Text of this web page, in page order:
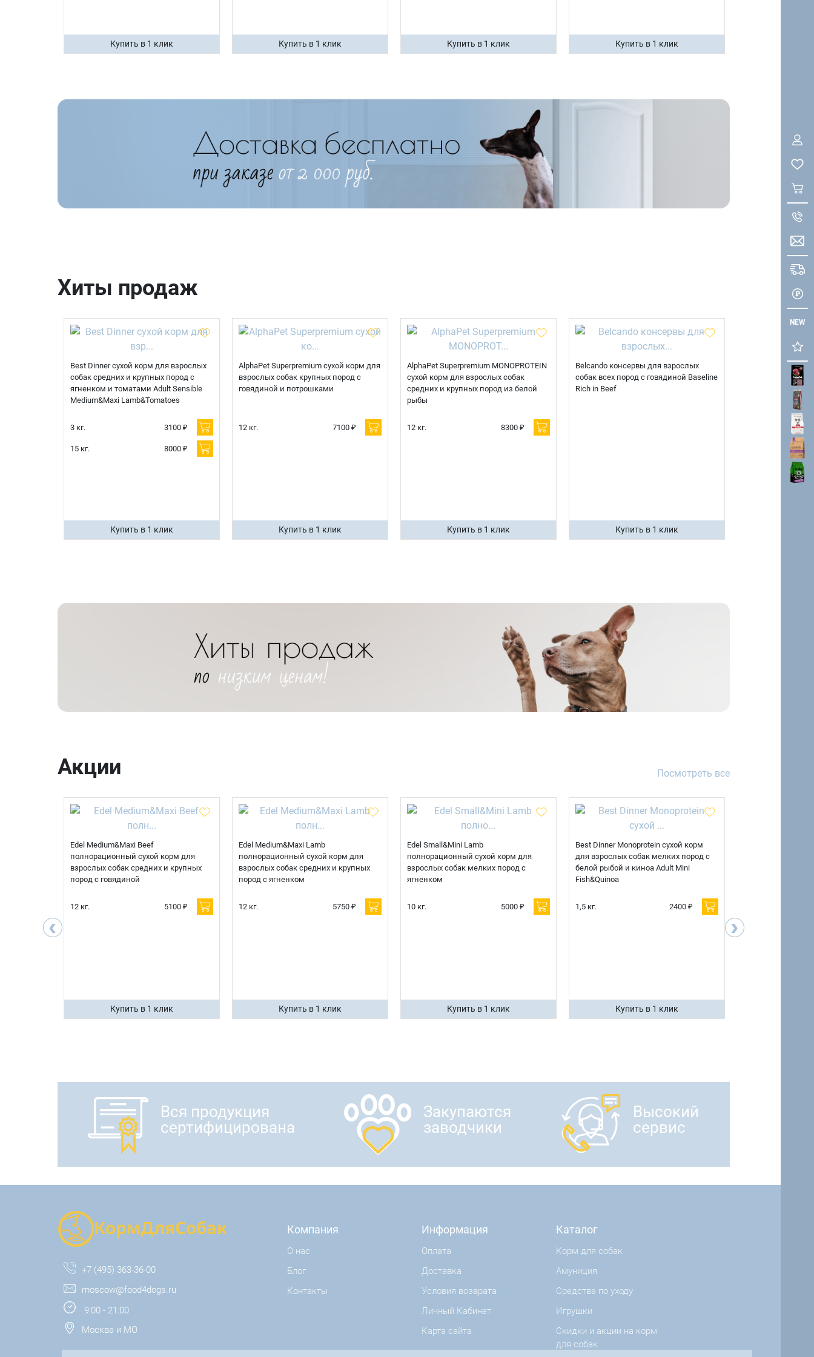
NEW
Купить в 1 клик Купить в 1 клик Купить в 1 клик Купить в 1 клик
Хиты продаж
Best Dinner сухой корм для взрослых
собак средних и крупных пород с
ягненком и томатами Adult Sensible
Medium&Maxi Lamb&Tomatoes
3 кг. 3100 ₽
15 кг. 8000 ₽
Купить в 1 клик
AlphaPet Superpremium сухой корм для
взрослых собак крупных пород с
говядиной и потрошками
12 кг. 7100 ₽
Купить в 1 клик
AlphaPet Superpremium MONOPROTEIN
сухой корм для взрослых собак
средних и крупных пород из белой
рыбы
12 кг. 8300 ₽
Купить в 1 клик
Belcando консервы для взрослых
собак всех пород с говядиной Baseline
Rich in Beef
Купить в 1 клик
Акции Посмотреть все
‹
Edel Medium&Maxi Beef
полнорационный сухой корм для
взрослых собак средних и крупных
пород с говядиной
12 кг. 5100 ₽
Купить в 1 клик
Edel Medium&Maxi Lamb
полнорационный сухой корм для
взрослых собак средних и крупных
пород с ягненком
12 кг. 5750 ₽
Купить в 1 клик
Edel Small&Mini Lamb
полнорационный сухой корм для
взрослых собак мелких пород с
ягненком
10 кг. 5000 ₽
Купить в 1 клик
Best Dinner Monoprotein сухой корм
для взрослых собак мелких пород с
белой рыбой и киноа Adult Mini
Fish&Quinoa
1,5 кг. 2400 ₽
Купить в 1 клик
7 кг.
›
Вся продукция
сертифицирована
Закупаются
заводчики
Высокий
сервис
+7 (495) 363-36-00
moscow@food4dogs.ru
9:00 - 21:00
Москва и МО
Компания
О нас
Блог
Контакты
Информация
Оплата
Доставка
Условия возврата
Личный Кабинет
Карта сайта
Каталог
Корм для собак
Амуниция
Средства по уходу
Игрушки
Скидки и акции на корм
для собак
Оформить заказ
E-mail